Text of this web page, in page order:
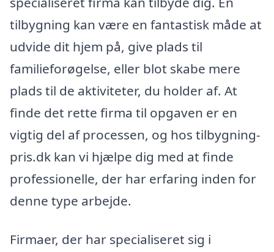
tilbygning kan være en fantastisk måde at
udvide dit hjem på, give plads til
familieforøgelse, eller blot skabe mere
plads til de aktiviteter, du holder af. At
finde det rette firma til opgaven er en
vigtig del af processen, og hos tilbygning-
pris.dk kan vi hjælpe dig med at finde
professionelle, der har erfaring inden for
denne type arbejde.
Firmaer, der har specialiseret sig i